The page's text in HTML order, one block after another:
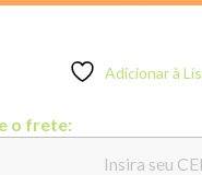
Adicionar à
o frete: